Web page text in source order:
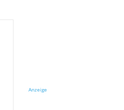
Anzeige